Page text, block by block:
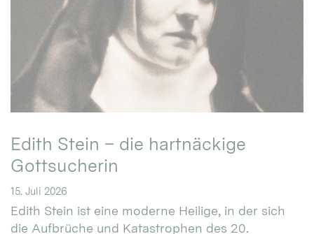
Edith Stein – die hartnäckige
Gottsucherin
15. Juli 2026
Edith Stein ist eine moderne Heilige, in der sich
die Aufbrüche und Katastrophen des 20.